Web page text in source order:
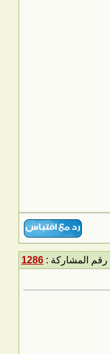
رقم المشاركة : 1286